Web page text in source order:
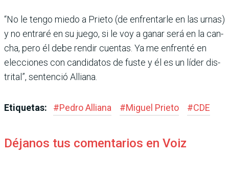
“No le tengo miedo a Prieto (de enfrentarle en las urnas)
y no entraré en su juego, si le voy a ganar será en la can­
cha, pero él debe rendir cuentas. Ya me enfrenté en
elecciones con candidatos de fuste y él es un líder dis­
trital”, sentenció Alliana.
Etiquetas: #Pedro Alliana #Miguel Prieto #CDE
Déjanos tus comentarios en Voiz